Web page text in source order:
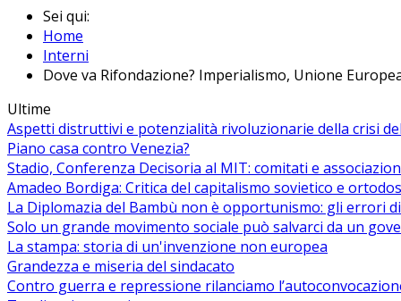
Sei qui:
Home
Interni
Dove va Rifondazione? Imperialismo, Unione
Ultime
Aspetti distruttivi e potenzialità rivoluzionarie della crisi
Piano casa contro Venezia?
Stadio, Conferenza Decisoria al MIT: comitati e
Amadeo Bordiga: Critica del capitalismo sovietico e
La Diplomazia del Bambù non è opportunismo: gli errori
Solo un grande movimento sociale può salvarci da un
La stampa: storia di un'invenzione non europea
Grandezza e miseria del sindacato
Contro guerra e repressione rilanciamo